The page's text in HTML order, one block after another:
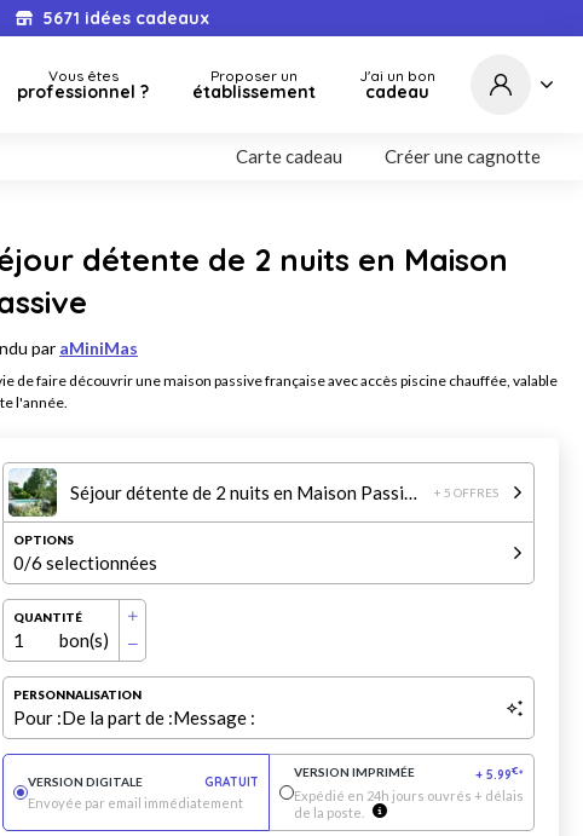
5671 idées cadeaux
Vous êtes
professionnel ?
Proposer un
établissement
J'ai un bon
cadeau
Carte cadeau Créer une cagnotte
détente de 2 nuits en Maison
par aMiniMas
de faire découvrir une maison passive française avec accès piscine chauffée, valable
l'année.
Séjour détente de 2 nuits en Maison Passive + 5 OFFRES
OPTIONS
0/6 selectionnées
QUANTITÉ
1 bon(s)
PERSONNALISATION
Pour :De la part de :Message :
VERSION DIGITALE
GRATUIT
Envoyée par email immédiatement
VERSION IMPRIMÉE + 5.99€*
Expédié en 24h jours ouvrés + délais
de la poste.